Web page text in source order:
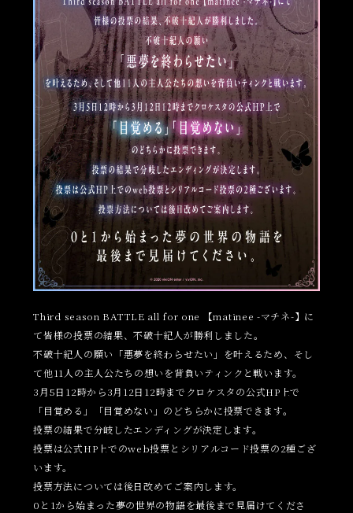
Third season BATTLE all for one 【matinee -マチネ-】に
て皆様の投票の結果、不破十紀人が勝利しました。
不破十紀人の願い「悪夢を終わらせたい」を叶えるため、そし
て他11人の主人公たちの想いを背負いティンクと戦います。
3月5日12時から3月12日12時までクロケスタの公式HP上で
「目覚める」「目覚めない」のどちらかに投票できます。
投票の結果で分岐したエンディングが決定します。
投票は公式HP上でのweb投票とシリアルコード投票の2種ござ
います。
投票方法については後日改めてご案内します。
0と1から始まった夢の世界の物語を最後まで見届けてくださ